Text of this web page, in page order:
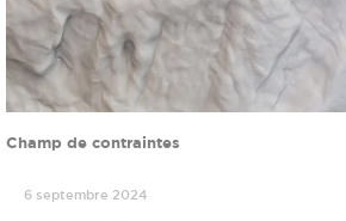
Champ de contraintes
6 septembre 2024